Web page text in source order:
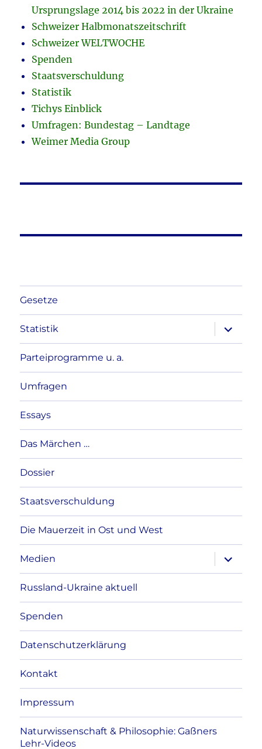
Ursprungslage 2014 bis 2022 in der Ukraine
Schweizer Halbmonatszeitschrift
Schweizer WELTWOCHE
Spenden
Staatsverschuldung
Statistik
Tichys Einblick
Umfragen: Bundestag – Landtage
Weimer Media Group
Gesetze
Statistik
anzeigen
Parteiprogramme u. a.
Umfragen
Essays
Das Märchen …
Dossier
Staatsverschuldung
Die Mauerzeit in Ost und West
Medien
anzeigen
Russland-Ukraine aktuell
Spenden
Datenschutzerklärung
Kontakt
Impressum
Naturwissenschaft & Philosophie: Gaßners
Lehr-Videos